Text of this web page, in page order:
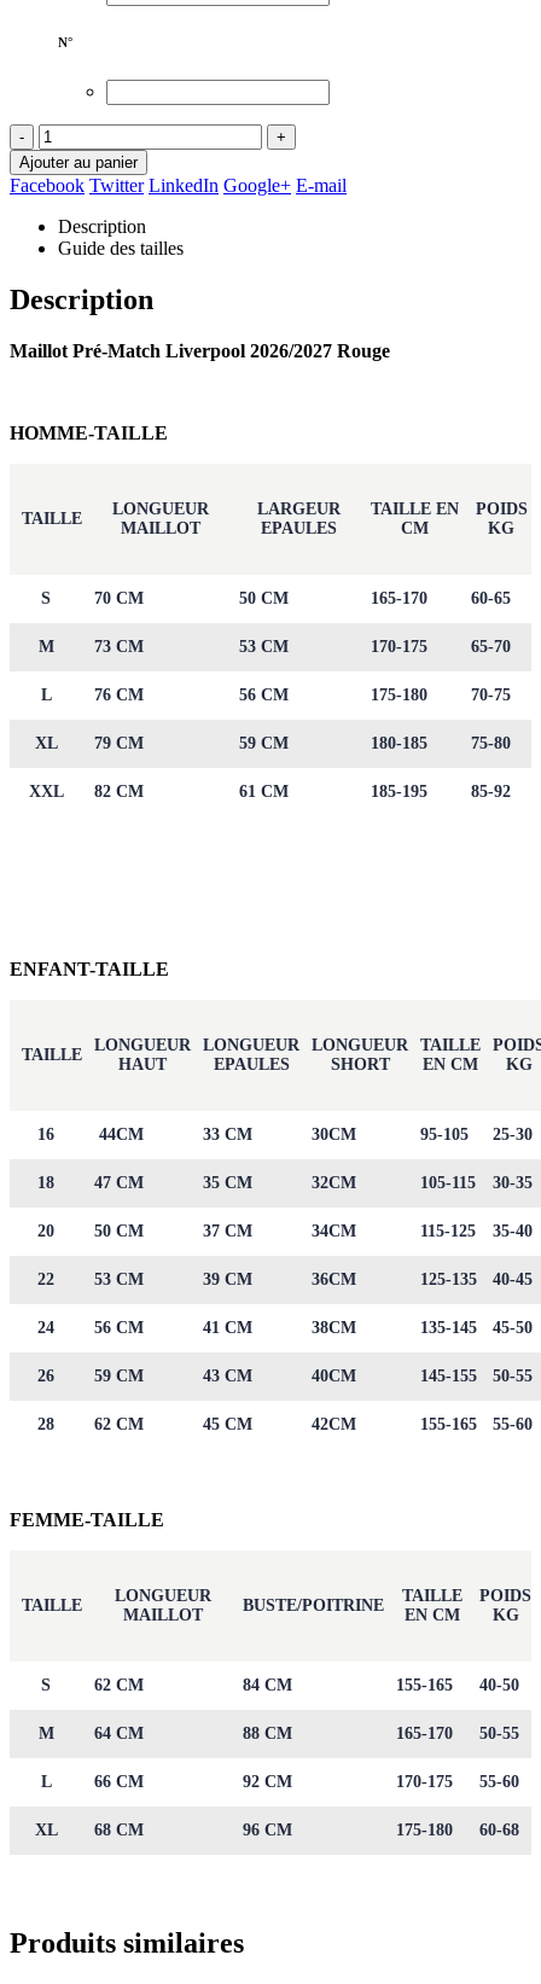
N°
-
+
Ajouter au panier
Facebook Twitter LinkedIn Google+ E-mail
Description
Guide des tailles
Description
Maillot Pré-Match Liverpool 2026/2027 Rouge
HOMME-TAILLE
TAILLE
LONGUEUR
MAILLOT
LARGEUR
EPAULES
TAILLE EN
CM
POIDS
KG
S 70 CM 50 CM 165-170 60-65
M 73 CM 53 CM 170-175 65-70
L 76 CM 56 CM 175-180 70-75
XL 79 CM 59 CM 180-185 75-80
XXL 82 CM 61 CM 185-195 85-92
ENFANT-TAILLE
TAILLE
LONGUEUR
HAUT
LONGUEUR
EPAULES
LONGUEUR
SHORT
TAILLE
EN CM
KG
16 44CM 33 CM 30CM 95-105 25-30
18 47 CM 35 CM 32CM 105-115 30-35
20 50 CM 37 CM 34CM 115-125 35-40
22 53 CM 39 CM 36CM 125-135 40-45
24 56 CM 41 CM 38CM 135-145 45-50
26 59 CM 43 CM 40CM 145-155 50-55
28 62 CM 45 CM 42CM 155-165 55-60
FEMME-TAILLE
TAILLE
LONGUEUR
MAILLOT
BUSTE/POITRINE
TAILLE
EN CM
POIDS
KG
S 62 CM 84 CM 155-165 40-50
M 64 CM 88 CM 165-170 50-55
L 66 CM 92 CM 170-175 55-60
XL 68 CM 96 CM 175-180 60-68
Produits similaires